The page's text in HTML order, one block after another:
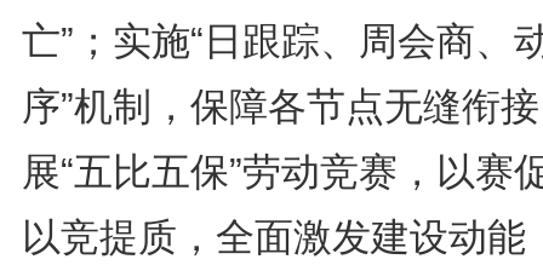
亡”；实施“日跟踪、周会商、
序”机制，保障各节点无缝衔
展“五比五保”劳动竞赛，以赛
以竞提质，全面激发建设动能